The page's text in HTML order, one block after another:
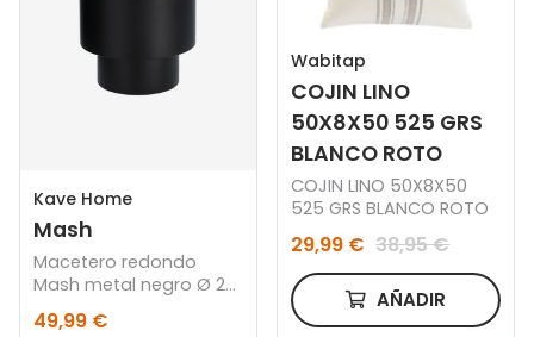
Kave Home
Mash
Macetero redondo
Mash metal negro Ø 28
cm
49,99 €
Wabitap
COJIN LINO
50X8X50 525 GRS
BLANCO ROTO
COJIN LINO 50X8X50
525 GRS BLANCO ROTO
29,99 € 38,95 €
AÑADIR